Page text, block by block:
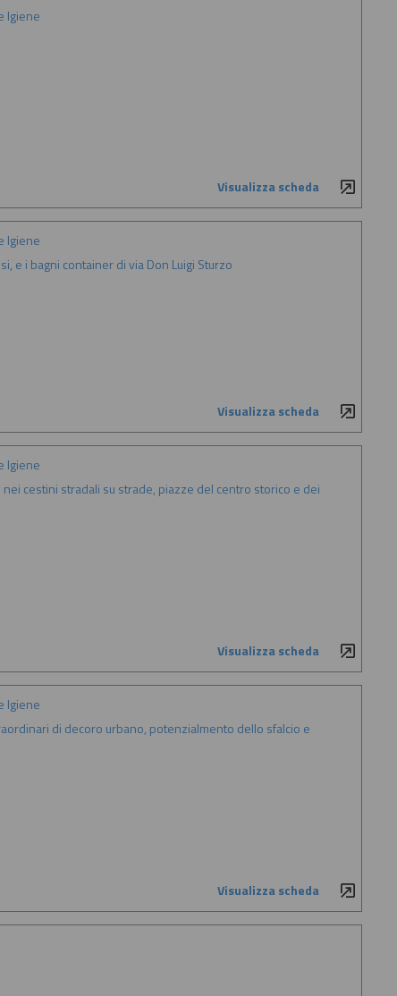
Igiene
Visualizza scheda
Igiene
e i bagni container di via Don Luigi Sturzo
Visualizza scheda
Igiene
cestini stradali su strade, piazze del centro storico e dei
Visualizza scheda
Igiene
di decoro urbano, potenzialmento dello sfalcio e
Visualizza scheda